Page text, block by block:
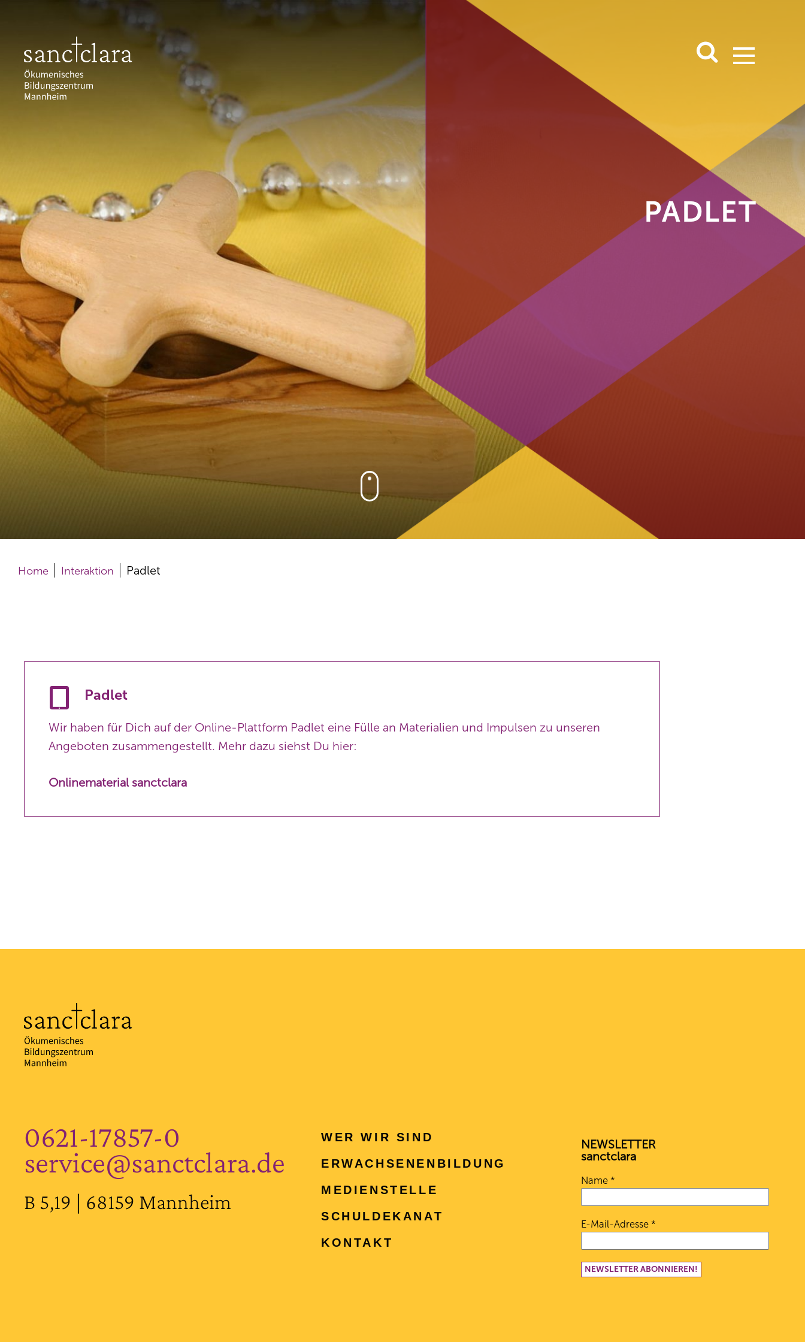
PADLET
Home Interaktion Padlet
Padlet
Wir haben für Dich auf der Online-Plattform Padlet eine Fülle an Materialien und Impulsen zu unseren
Angeboten zusammengestellt. Mehr dazu siehst Du hier:
Onlinematerial sanctclara
0621-17857-0
service@sanctclara.de
B 5,19 | 68159 Mannheim
WER WIR SIND
ERWACHSENEN­BILDUNG
MEDIENSTELLE
SCHULDEKANAT
KONTAKT
NEWSLETTER
sanctclara
Name *
E-Mail-Adresse *